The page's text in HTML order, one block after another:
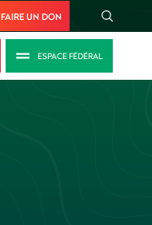
FAIRE UN DON
ESPACE FÉDÉRAL